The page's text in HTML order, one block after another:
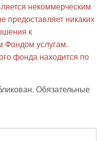
некоммерческим
никаких
к
услугам.
фонда находится по
Обязательные